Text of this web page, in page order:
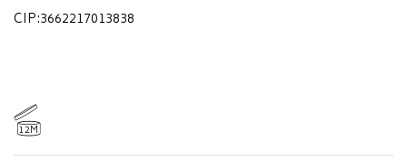
CIP:3662217013838
12M